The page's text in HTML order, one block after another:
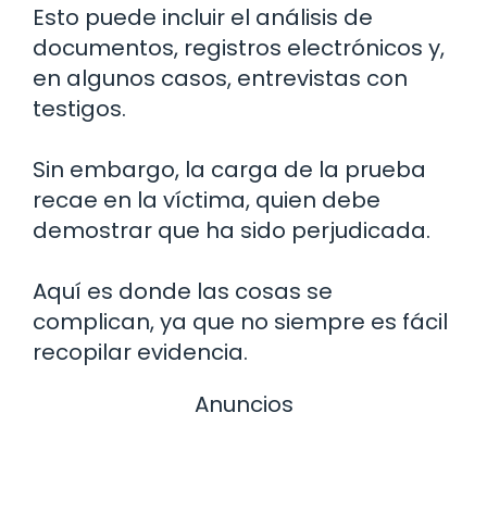
Esto puede incluir el análisis de
documentos, registros electrónicos y,
en algunos casos, entrevistas con
testigos.
Sin embargo, la carga de la prueba
recae en la víctima, quien debe
demostrar que ha sido perjudicada.
Aquí es donde las cosas se
complican, ya que no siempre es fácil
recopilar evidencia.
Anuncios